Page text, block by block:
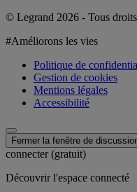
© Legrand 2026 - Tous droits
#Améliorons les vies
Politique de
Gestion de cookies
Mentions légales
Accessibilité
Fermer la fenêtre de
connecter (gratuit)
Découvrir l'espace connecté